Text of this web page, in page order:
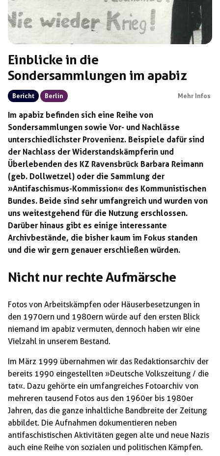
Einblicke in die
Sondersammlungen im apabiz
Bericht Berlin Mehr Infos
Im apabiz befinden sich eine Reihe von
Sondersammlungen sowie Vor- und Nachlässe
unterschiedlichster Provenienz. Beispiele dafür sind
der Nachlass der Widerstandskämpferin und
Überlebenden des KZ Ravensbrück Barbara Reimann
(geb. Dollwetzel) oder die Sammlung der
»Antifaschismus-Kommission« des Kommunistischen
Bundes. Beide sind sehr umfangreich und wurden von
uns weitestgehend für die Nutzung erschlossen.
Darüber hinaus gibt es einige interessante
Archivbestände, die bisher kaum im Fokus standen
und die wir gern genauer erschließen würden.
Nicht nur rechte Aufmärsche
Fotos von Arbeitskämpfen oder Häuserbesetzungen in
den 1970ern und 1980ern würde auf den ersten Blick
niemand im apabiz vermuten, dennoch haben wir eine
Vielzahl in unserem Bestand.
Im März 1999 übernahmen wir das Redaktionsarchiv der
bereits 1990 eingestellten »Deutsche Volkszeitung / die
tat«. Dazu gehörte ein umfangreiches Fotoarchiv von
mehreren tausend Fotos aus den 1960er bis 1980er
Jahren, das die ganze inhaltliche Bandbreite der Zeitung
abbildet. Die Aufnahmen dokumentieren neben
antifaschistischen Aktivitäten gegen alte und neue Nazis
auch eine Reihe von sozialen und politischen Kämpfen.